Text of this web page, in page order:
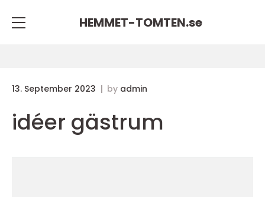
HEMMET-TOMTEN.se
13. September 2023 by admin
idéer gästrum